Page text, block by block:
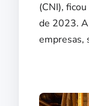
(CNI),
de 2023.
empresas,